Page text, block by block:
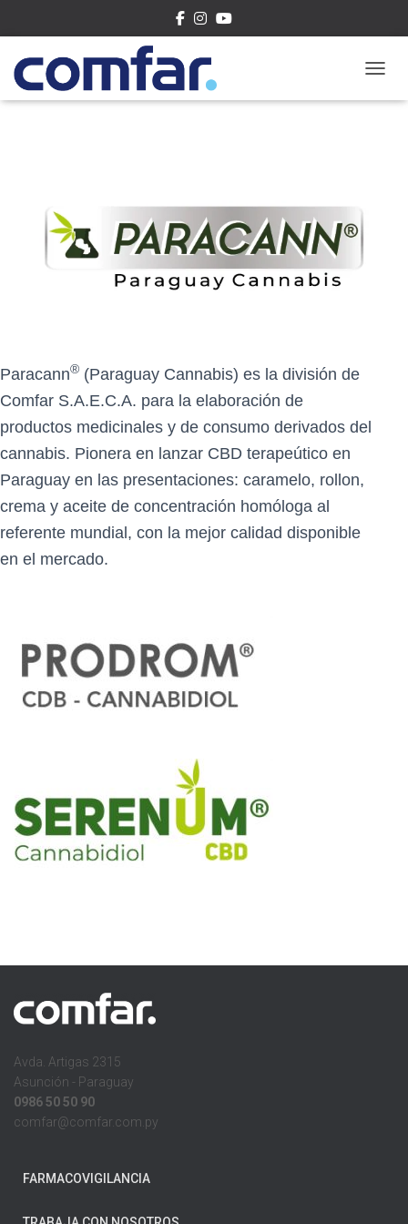
Paracann® (Paraguay Cannabis) es la división de
Comfar S.A.E.C.A. para la elaboración de
productos medicinales y de consumo derivados del
cannabis. Pionera en lanzar CBD terapeútico en
Paraguay en las presentaciones: caramelo, rollon,
crema y aceite de concentración homóloga al
referente mundial, con la mejor calidad disponible
en el mercado.
Avda. Artigas 2315
Asunción - Paraguay
0986 50 50 90
comfar@comfar.com.py
FARMACOVIGILANCIA